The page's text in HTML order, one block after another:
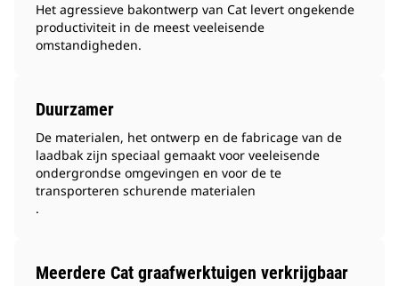
Het agressieve bakontwerp van Cat levert ongekende
productiviteit in de meest veeleisende
omstandigheden.
Duurzamer
De materialen, het ontwerp en de fabricage van de
laadbak zijn speciaal gemaakt voor veeleisende
ondergrondse omgevingen en voor de te
transporteren schurende materialen
.
Meerdere Cat graafwerktuigen verkrijgbaar